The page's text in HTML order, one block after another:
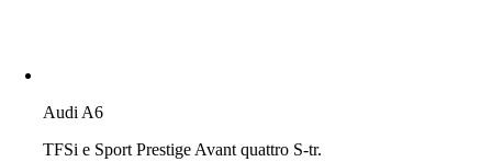
Audi A6
TFSi e Sport Prestige Avant quattro S-tr.